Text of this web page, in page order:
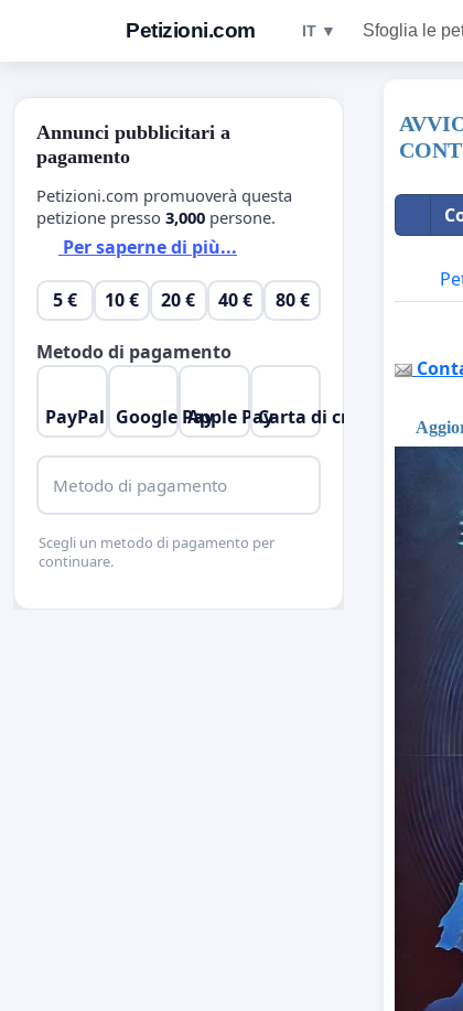
Petizioni.com IT ▼ Sfoglia le
Annunci pubblicitari a
pagamento
Petizioni.com promuoverà questa
petizione presso 3,000 persone.
Per saperne di più...
5 € 10 € 20 € 40 € 80 €
Metodo di pagamento
PayPal Google PayApple PayCarta di credito
Metodo di pagamento
Scegli un metodo di pagamento per
continuare.